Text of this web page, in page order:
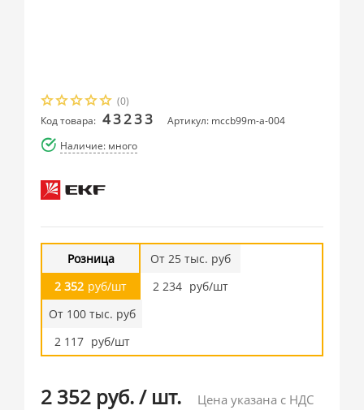
(0)
Код товара: 43233
Артикул: mccb99m-a-004
Наличие: много
Розница
2 352 руб/шт
От 25 тыс. руб
2 234 руб/шт
От 100 тыс. руб
2 117 руб/шт
2 352 руб./ шт. Цена указана с НДС